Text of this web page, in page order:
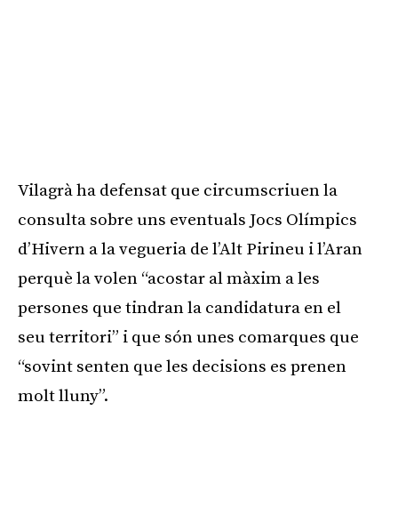
Vilagrà ha defensat que circumscriuen la
consulta sobre uns eventuals Jocs Olímpics
d’Hivern a la vegueria de l’Alt Pirineu i l’Aran
perquè la volen “acostar al màxim a les
persones que tindran la candidatura en el
seu territori” i que són unes comarques que
“sovint senten que les decisions es prenen
molt lluny”.